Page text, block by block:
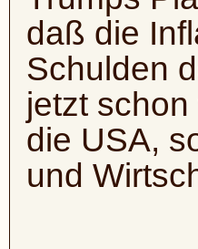
daß die
Schulden
jetzt
die USA,
und